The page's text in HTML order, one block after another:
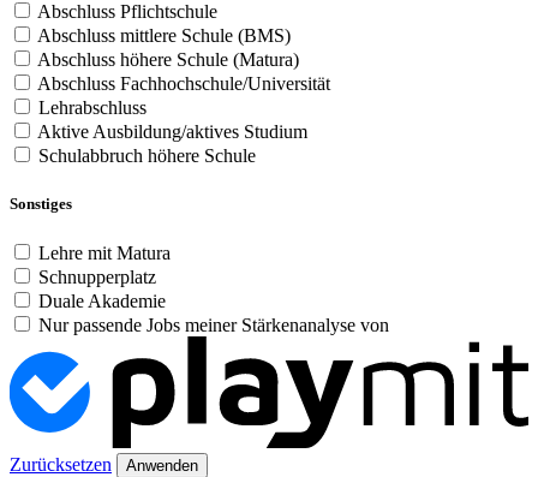
Abschluss Pflichtschule
Abschluss mittlere Schule (BMS)
Abschluss höhere Schule (Matura)
Abschluss Fachhochschule/Universität
Lehrabschluss
Aktive Ausbildung/aktives Studium
Schulabbruch höhere Schule
Sonstiges
Lehre mit Matura
Schnupperplatz
Duale Akademie
Nur passende Jobs meiner Stärkenanalyse von
Zurücksetzen Anwenden